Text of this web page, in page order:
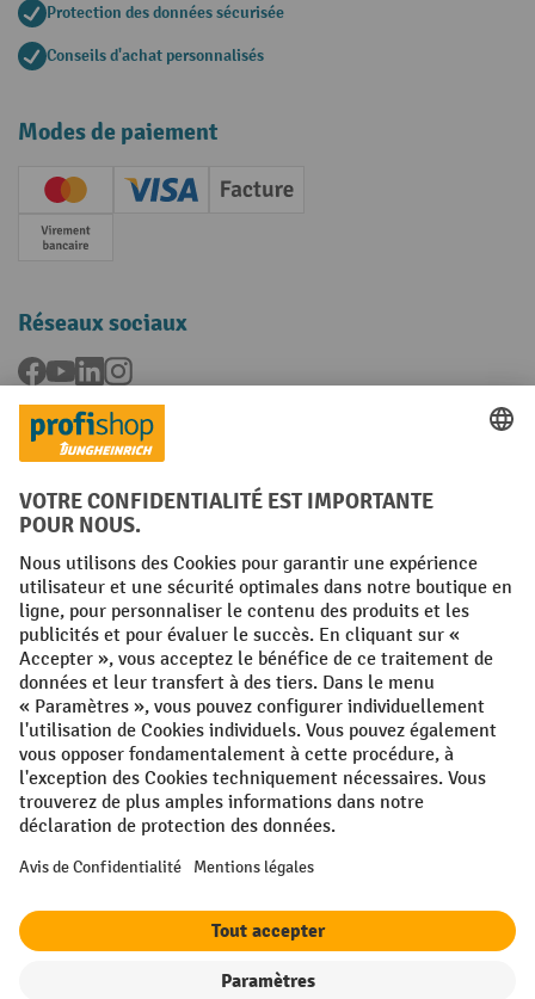
Protection des données sécurisée
Conseils d'achat personnalisés
Modes de paiement
Creditcard (Master)Creditcard (Visa)
Facture
Paiement anticipé
Réseaux sociaux
Facebook
YouTubeLinkedInInstagram
Langues
FR NL
Conditions générales Mentions légales
Protection des Données Politique de cookies
All prices excl. VAT plusshipping costsand possible delivery charges,
if not stated otherwise.
¹ La remise est valable jusqu'à épuisement des stocks. La remise ne
s'applique pas aux prix spéciaux. Il n'est pas possible de le combiner
avec d'autres réductions en pourcentage ou bons de réduction. | ² La
réduction sera accordée une seule fois lors de la première inscription
à la newsletter. Le code de réduction est valable pendant 10 jours et
nette minimale de 250,00 €. La réduction varie selon la catégorie de
produits et peut atteindre un maximum de 10 %. Les transpalettes
électriques, les gerbeurs électriques, les chariots élévateurs